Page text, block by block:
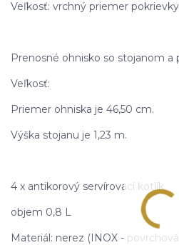
Veľkosť: vrchný priemer
Prenosné ohnisko so stojanom a
Veľkosť:
Priemer ohniska je 46,50 cm.
Výška stojanu je 1,23 m.
4 x antikorový servírovací kotlík
objem 0,8 L
Materiál: nerez (INOX -